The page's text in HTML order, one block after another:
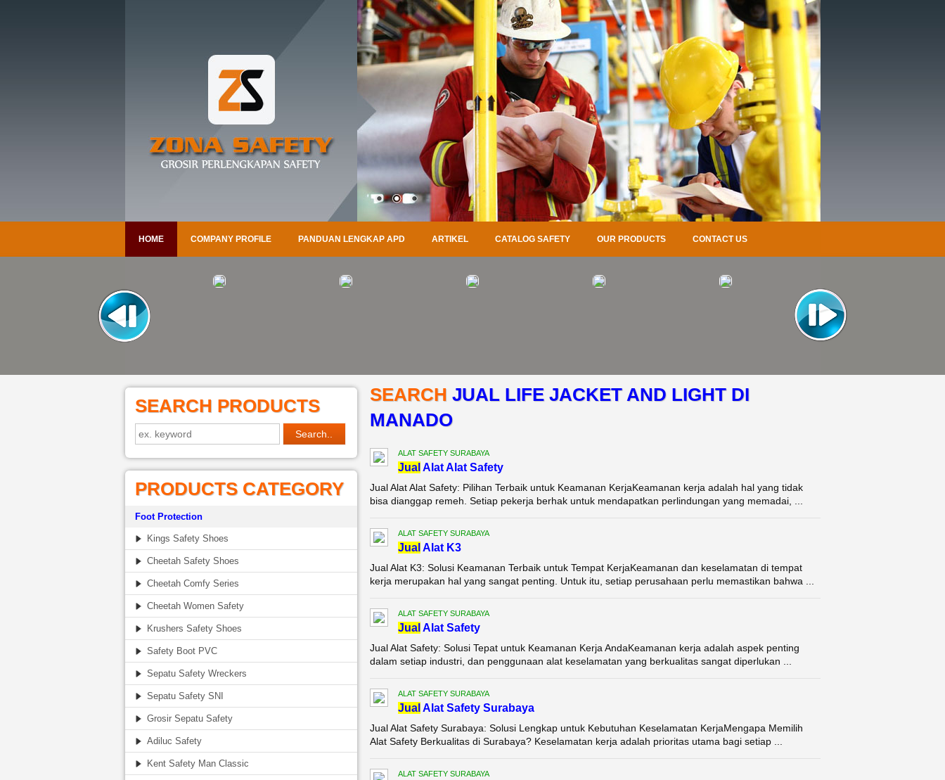
HOME COMPANY PROFILE PANDUAN LENGKAP APD ARTIKEL CATALOG SAFETY OUR PRODUCTS CONTACT US
SEARCH PRODUCTS
PRODUCTS CATEGORY
Foot Protection
Kings Safety Shoes
Cheetah Safety Shoes
Cheetah Comfy Series
Cheetah Women Safety
Krushers Safety Shoes
Safety Boot PVC
Sepatu Safety Wreckers
Sepatu Safety SNI
Grosir Sepatu Safety
Adiluc Safety
Kent Safety Man Classic
SEARCH JUAL LIFE JACKET AND LIGHT DI
MANADO
ALAT SAFETY SURABAYA
Jual Alat Alat Safety
Jual Alat Alat Safety: Pilihan Terbaik untuk Keamanan KerjaKeamanan kerja adalah hal yang tidak
bisa dianggap remeh. Setiap pekerja berhak untuk mendapatkan perlindungan yang memadai, ...
ALAT SAFETY SURABAYA
Jual Alat K3
Jual Alat K3: Solusi Keamanan Terbaik untuk Tempat KerjaKeamanan dan keselamatan di tempat
kerja merupakan hal yang sangat penting. Untuk itu, setiap perusahaan perlu memastikan bahwa ...
ALAT SAFETY SURABAYA
Jual Alat Safety
Jual Alat Safety: Solusi Tepat untuk Keamanan Kerja AndaKeamanan kerja adalah aspek penting
dalam setiap industri, dan penggunaan alat keselamatan yang berkualitas sangat diperlukan ...
ALAT SAFETY SURABAYA
Jual Alat Safety Surabaya
Jual Alat Safety Surabaya: Solusi Lengkap untuk Kebutuhan Keselamatan KerjaMengapa Memilih
Alat Safety Berkualitas di Surabaya? Keselamatan kerja adalah prioritas utama bagi setiap ...
ALAT SAFETY SURABAYA